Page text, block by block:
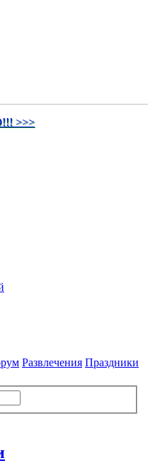
>>>
Развлечения Праздники